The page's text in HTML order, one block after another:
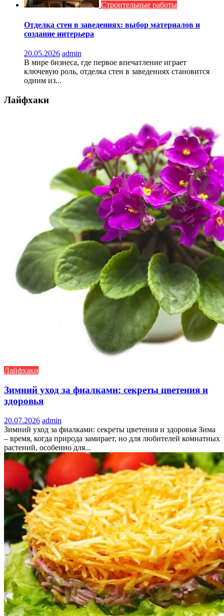
Строительные работы
Отделка стен в заведениях: выбор материалов и
создание интерьера
20.05.2026 admin
В мире бизнеса, где первое впечатление играет
ключевую роль, отделка стен в заведениях становится
одним из...
Лайфхаки
Лайфхаки
Зимний уход за фиалками: секреты цветения и
здоровья
20.07.2026 admin
Зимний уход за фиалками: секреты цветения и здоровья Зима
– время, когда природа замирает, но для любителей комнатных
растений, особенно для...